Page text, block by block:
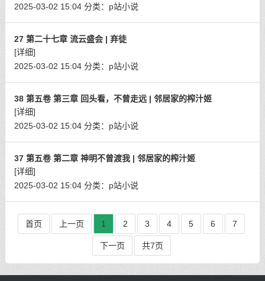
2025-03-02 15:04 分类： p站小说
27 第二十七章 流云盛会 | 弃徒
[详细]
2025-03-02 15:04 分类： p站小说
38 第五卷 第三章 回头看，不曾走远 | 邻居家的榨汁姬
[详细]
2025-03-02 15:04 分类： p站小说
37 第五卷 第二章 神明不曾渡我 | 邻居家的榨汁姬
[详细]
2025-03-02 15:04 分类： p站小说
首页 上一页 1 2 3 4 5 6 7
下一页 共7页